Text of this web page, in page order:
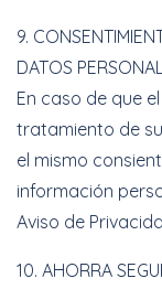
9.
DATOS
En caso de que
tratamiento de
el mismo
información
Aviso de
10. AHORRA